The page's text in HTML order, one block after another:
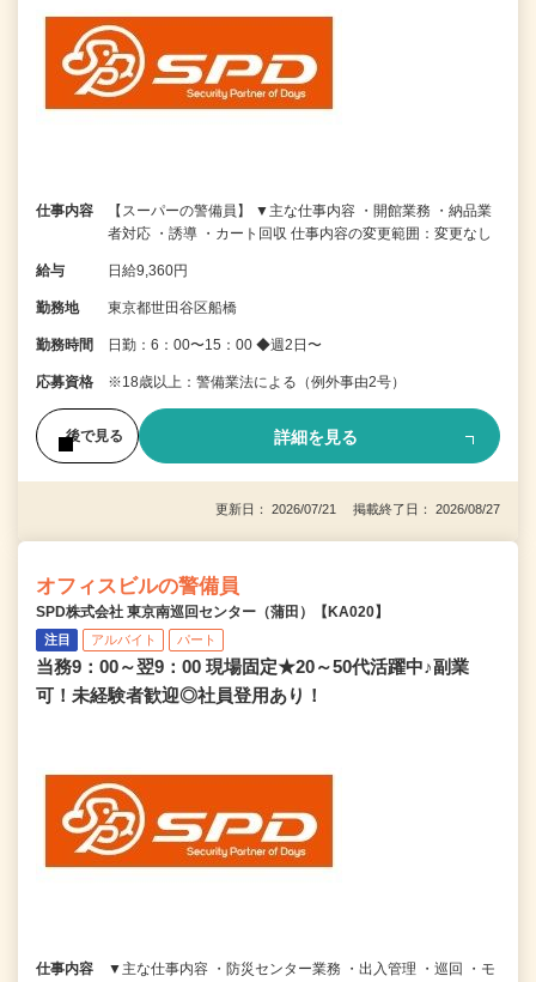
仕事内容
【スーパーの警備員】 ▼主な仕事内容 ・開館業務 ・納品業
者対応 ・誘導 ・カート回収 仕事内容の変更範囲：変更なし
給与 日給9,360円
勤務地 東京都世田谷区船橋
勤務時間 日勤：6：00〜15：00 ◆週2日〜
応募資格 ※18歳以上：警備業法による（例外事由2号）
後で見る 詳細を見る
更新日： 2026/07/21 掲載終了日： 2026/08/27
オフィスビルの警備員
SPD株式会社 東京南巡回センター（蒲田）【KA020】
注目 アルバイト パート
当務9：00～翌9：00 現場固定★20～50代活躍中♪副業
可！未経験者歓迎◎社員登用あり！
仕事内容
▼主な仕事内容 ・防災センター業務 ・出入管理 ・巡回 ・モ